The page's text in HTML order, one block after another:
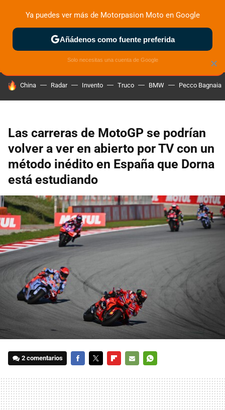
ZONA DE PRUEBAS DEPORTIVAS MOTOS ELÉCTRICAS
HOY SE HABLA DE
China Radar Invento Truco BMW Pecco Bagnaia
Las carreras de MotoGP se podrían
volver a ver en abierto por TV con un
método inédito en España que Dorna
está estudiando
2 comentarios
MAIL
×
Ya puedes ver más de Motorpasion Moto en Google
Añádenos como fuente preferida
Solo necesitas una cuenta de Google